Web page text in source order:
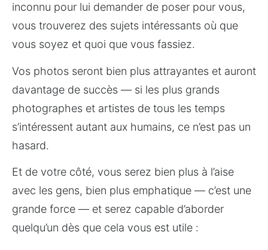
inconnu pour lui demander de poser pour vous,
vous trouverez des sujets intéressants où que
vous soyez et quoi que vous fassiez.
Vos photos seront bien plus attrayantes et auront
davantage de succès — si les plus grands
photographes et artistes de tous les temps
s’intéressent autant aux humains, ce n’est pas un
hasard.
Et de votre côté, vous serez bien plus à l’aise
avec les gens, bien plus emphatique — c’est une
grande force — et serez capable d’aborder
quelqu’un dès que cela vous est utile :